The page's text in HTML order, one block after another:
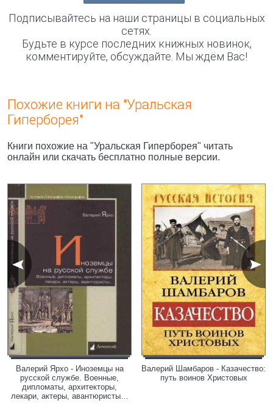
Подписывайтесь на наши страницы в социальных
сетях.
Будьте в курсе последних книжных новинок,
комментируйте, обсуждайте. Мы ждём Вас!
Похожие книги на "Уральская
Гиперборея"
Книги похожие на "Уральская Гиперборея" читать
онлайн или скачать бесплатно полные версии.
Валерий Ярхо - Иноземцы на
русской службе. Военные,
дипломаты, архитекторы,
лекари, актеры, авантюристы…
Валерий Шамбаров - Казачество:
путь воинов Христовых